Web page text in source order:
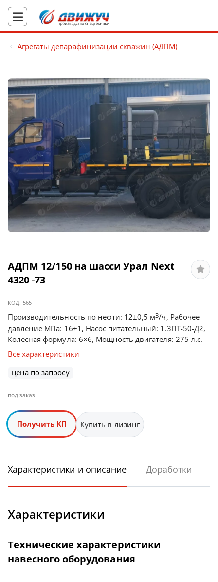
Агрегаты депарафинизации скважин (АДПМ)
АДПМ 12/150 на шасси Урал Next
4320 -73
КОД: 565
Производительность по нефти: 12±0,5 м3/ч, Рабочее
давление МПа: 16±1, Насос питательный: 1.3ПТ-50-Д2,
Колесная формула: 6×6, Мощность двигателя: 275 л.с.
Все характеристики
цена по запросу
под заказ
Получить КП Купить в лизинг
Характеристики и описание Доработки
Характеристики
Технические характеристики
навесного оборудования